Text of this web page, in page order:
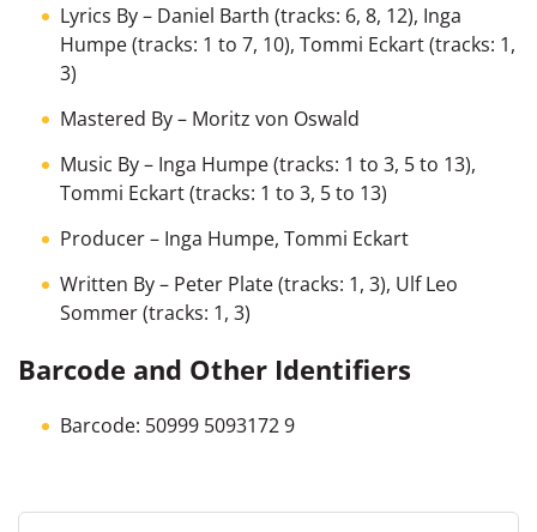
Lyrics By– Daniel Barth (tracks: 6, 8, 12), Inga
Humpe(tracks: 1 to 7, 10), Tommi Eckart(tracks: 1,
3)
Mastered By– Moritz von Oswald
Music By– Inga Humpe(tracks: 1 to 3, 5 to 13),
Tommi Eckart(tracks: 1 to 3, 5 to 13)
Producer– Inga Humpe, Tommi Eckart
Written By– Peter Plate (tracks: 1, 3), Ulf Leo
Sommer (tracks: 1, 3)
Barcode and Other Identifiers
Barcode: 50999 5093172 9